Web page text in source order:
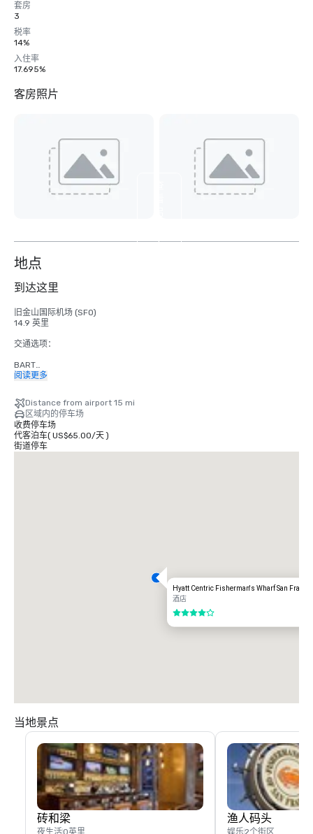
套房
3
税率
14%
入住率
17.695%
客房照片
4
地点
到达这里
旧金山国际机场 (SFO)
14.9 英里
交通选项：
BART
成人
有轨电车
时间：周一至周五-凌晨 4 点至午夜，周六-早上 6 点至午夜，周日-上午 8 点
至午夜。
免费
阅读更多
Distance from airport 15 mi
区域内的停车场
收费停车场
代客泊车( US$65.00/天)
街道停车
Hyatt Centric Fisherman's Wharf San
酒店
4/5
当地景点
砖和梁 渔人码头